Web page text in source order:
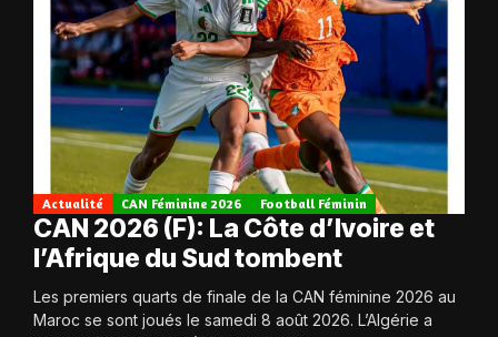
Actualité CAN Féminine 2026 Football Féminin
CAN 2026 (F): La Côte d’Ivoire et
l’Afrique du Sud tombent
Les premiers quarts de finale de la CAN féminine 2026 au
Maroc se sont joués le samedi 8 août 2026. L’Algérie a